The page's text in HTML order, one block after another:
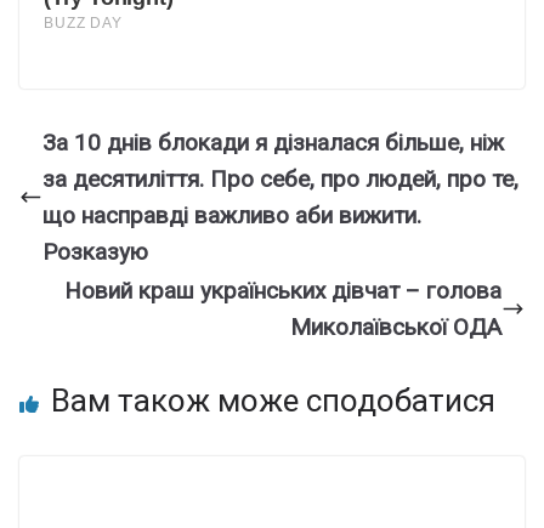
За 10 днів блокади я дізналася більше, ніж
за десятиліття. Про себе, про людей, про те,
що насправді важливо аби вижити.
Розказую
Новий краш українських дівчат – голова
Миколаївської ОДА
Вам також може сподобатися